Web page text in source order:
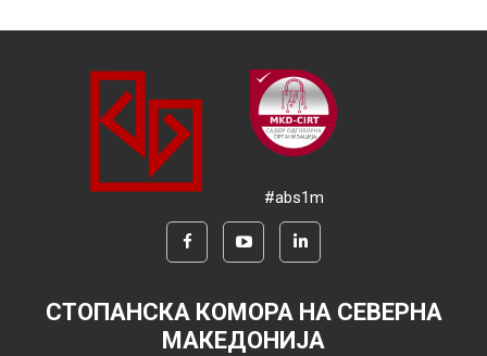
#abs1m
СТОПАНСКА КОМОРА НА СЕВЕРНА
МАКЕДОНИЈА